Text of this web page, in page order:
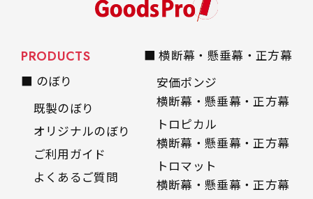
PRODUCTS
■ のぼり
既製のぼり
オリジナルのぼり
ご利用ガイド
よくあるご質問
■ 横断幕・懸垂幕・正方幕
安価ポンジ
横断幕・懸垂幕・正方幕
トロピカル
横断幕・懸垂幕・正方幕
トロマット
横断幕・懸垂幕・正方幕